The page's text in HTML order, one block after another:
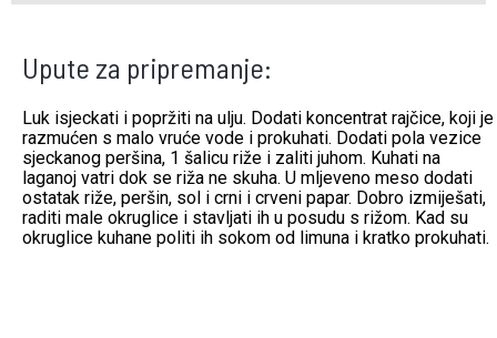
Upute za pripremanje:
Luk isjeckati i popržiti na ulju. Dodati koncentrat rajčice, koji je
razmućen s malo vruće vode i prokuhati. Dodati pola vezice
sjeckanog peršina, 1 šalicu riže i zaliti juhom. Kuhati na
laganoj vatri dok se riža ne skuha. U mljeveno meso dodati
ostatak riže, peršin, sol i crni i crveni papar. Dobro izmiješati,
raditi male okruglice i stavljati ih u posudu s rižom. Kad su
okruglice kuhane politi ih sokom od limuna i kratko prokuhati.